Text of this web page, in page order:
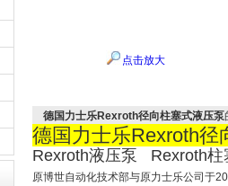
点击放大
德国力士乐Rexroth径向柱塞式液压泵
德国力士乐Rexroth径
Rexroth液压泵 Rexroth
原博世自动化技术部与原力士乐公司于